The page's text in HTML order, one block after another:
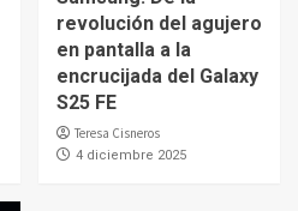
revolución del agujero
en pantalla a la
encrucijada del Galaxy
S25 FE
Teresa Cisneros
4 diciembre 2025